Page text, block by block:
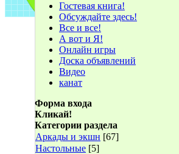
Гостевая книга!
Обсуждайте здесь!
Все и все!
А вот и Я!
Онлайн игры
Доска объявлений
Видео
канат
Форма входа
Кликай!
Категории раздела
Аркады и экшн [67]
Настольные [5]